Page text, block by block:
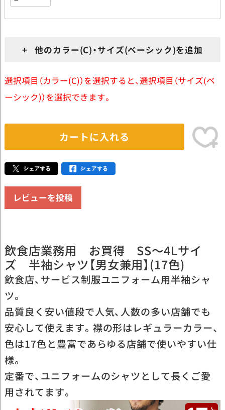
+ 他のカラー(C)・サイズ(ベーシック)を追加
選択項目（カラー(C)）を選択すると、選択項目（サイズ(ベ
ーシック)）を選択できます。
カートに入れる
レビューを投稿
飲食店業務用 お買得 SS～4Lサイ
ズ 半袖シャツ【男女兼用】(17色)
飲食店、サービス制服ユニフォーム用半袖シャ
ツ。
品質良く安い値段で人気、人数の多い店舗でも
安心して使えます。襟の形はレギュラーカラー、
色は17色と豊富であらゆる店舗で使いやすい仕
様。
定番で、ユニフォームのシャツとして長くご愛
用されてます。